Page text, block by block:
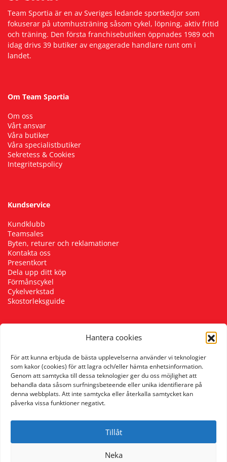
Hantera cookies
För att kunna erbjuda de bästa upplevelserna använder vi teknologier
som kakor (cookies) för att lagra och/eller hämta enhetsinformation.
Genom att samtycka till dessa teknologier ger du oss möjlighet att
behandla data såsom surfningsbeteende eller unika identifierare på
denna webbplats. Att inte samtycka eller återkalla samtycket kan
påverka vissa funktioner negativt.
Tillåt
Neka
Team Sportia är en av Sveriges ledande sportkedjor som
fokuserar på utomhusträning såsom cykel, löpning, aktiv fritid
och träning. Den första franchisebutiken öppnades 1989 och
idag drivs 39 butiker av engagerade handlare runt om i
landet.
Om Team Sportia
Om oss
Vårt ansvar
Våra butiker
Våra specialistbutiker
Sekretess & Cookies
Integritetspolicy
Kundservice
Kundklubb
Teamsales
Byten, returer och reklamationer
Kontakta oss
Presentkort
Dela upp ditt köp
Förmånscykel
Cykelverkstad
Skostorleksguide